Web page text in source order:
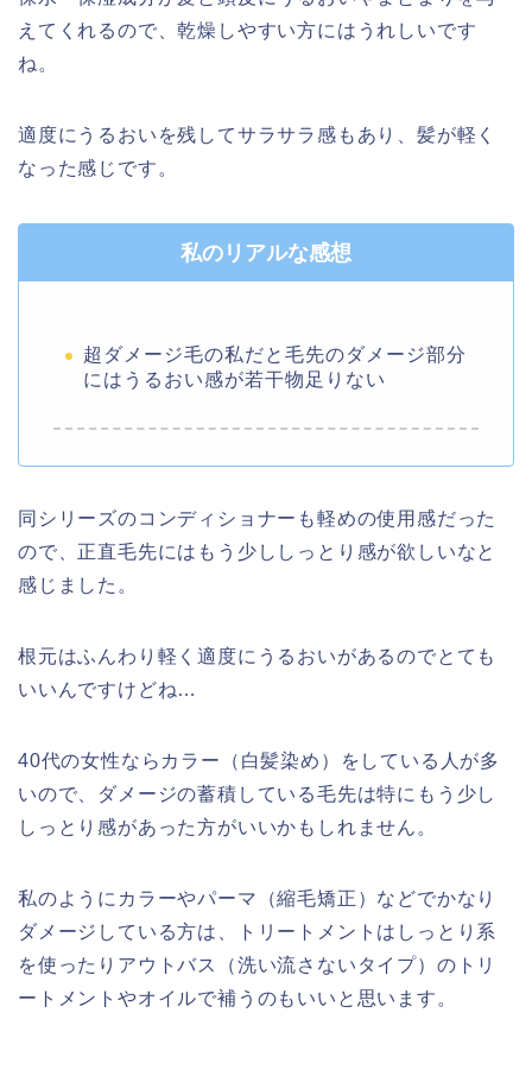
えてくれるので、乾燥しやすい方にはうれしいです
ね。
適度にうるおいを残してサラサラ感もあり、髪が軽く
なった感じです。
私のリアルな感想
超ダメージ毛の私だと毛先のダメージ部分
にはうるおい感が若干物足りない
同シリーズのコンディショナーも軽めの使用感だった
ので、正直毛先にはもう少ししっとり感が欲しいなと
感じました。
根元はふんわり軽く適度にうるおいがあるのでとても
いいんですけどね…
40代の女性ならカラー（白髪染め）をしている人が多
いので、ダメージの蓄積している毛先は特にもう少し
しっとり感があった方がいいかもしれません。
私のようにカラーやパーマ（縮毛矯正）などでかなり
ダメージしている方は、トリートメントはしっとり系
を使ったりアウトバス（洗い流さないタイプ）のトリ
ートメントやオイルで補うのもいいと思います。